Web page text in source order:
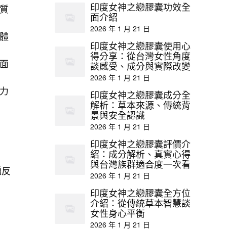
印度女神之戀膠囊功效全
面介紹
2026 年 1 月 21 日
印度女神之戀膠囊使用心
得分享：從台灣女性角度
談感受、成分與實際改變
2026 年 1 月 21 日
印度女神之戀膠囊成分全
解析：草本來源、傳統背
景與安全認識
2026 年 1 月 21 日
印度女神之戀膠囊評價介
紹：成分解析、真實心得
與台灣族群適合度一次看
2026 年 1 月 21 日
印度女神之戀膠囊全方位
介紹：從傳統草本智慧談
女性身心平衡
2026 年 1 月 21 日